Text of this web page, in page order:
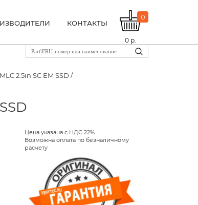
КОНТАКТЫ
0
0 р.
2.5in SC EM SSD /
Цена указана с НДС 22%
Возможна оплата по безналичному
расчету